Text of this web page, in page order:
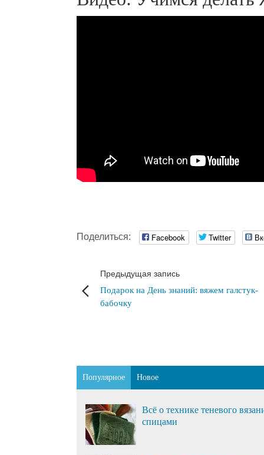
Поделиться: Facebook Twitter
Предыдущая запись
Подарок на День знаний: вяжем галстук-
бабочку
Популярное Новое
Всё о технике теневого
спицами